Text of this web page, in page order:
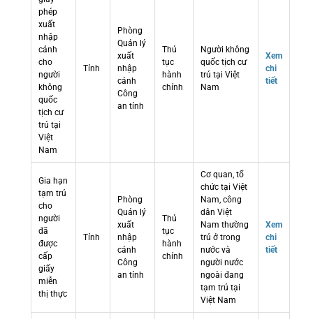
phép
xuất
nhập
cảnh
cho
người
không
quốc
tịch cư
trú tại
Việt
Nam
Tỉnh
Phòng
Quản lý
xuất
nhập
cảnh
Công
an tỉnh
Thủ
tục
hành
chính
Người không
quốc tịch cư
trú tại Việt
Nam
Xem
chi
tiết
Gia hạn
tạm trú
cho
người
đã
được
cấp
giấy
miễn
thị thực
Tỉnh
Phòng
Quản lý
xuất
nhập
cảnh
Công
an tỉnh
Thủ
tục
hành
chính
Cơ quan, tổ
chức tại Việt
Nam, công
dân Việt
Nam thường
trú ở trong
nước và
người nước
ngoài đang
tạm trú tại
Việt Nam
Xem
chi
tiết